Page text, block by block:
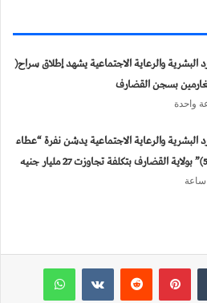
البشرية والرعاية الاجتماعية يشهد إطلاق سراح(
واحدة
البشرية والرعاية الاجتماعية يدشن نفرة “عطاء
بينتيريست